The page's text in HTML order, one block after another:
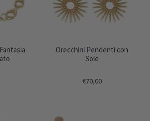
Orecchini Pendenti con
Sole
€70,00